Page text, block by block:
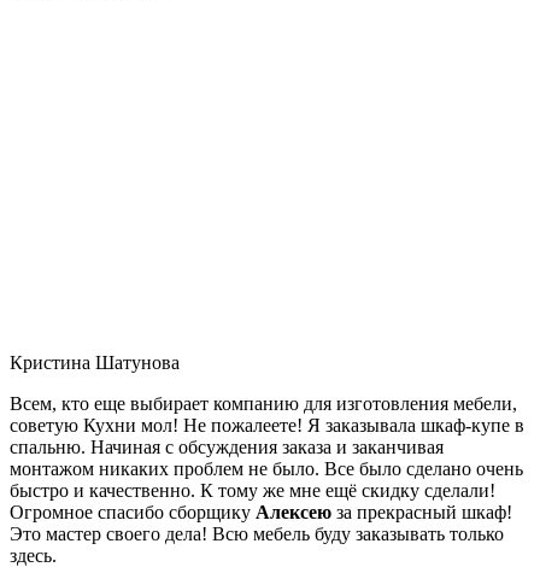
Кристина Шатунова
Всем, кто еще выбирает компанию для изготовления мебели,
советую Кухни мол! Не пожалеете! Я заказывала шкаф-купе в
спальню. Начиная с обсуждения заказа и заканчивая
монтажом никаких проблем не было. Все было сделано очень
быстро и качественно. К тому же мне ещё скидку сделали!
Огромное спасибо сборщику Алексею за прекрасный шкаф!
Это мастер своего дела! Всю мебель буду заказывать только
здесь.